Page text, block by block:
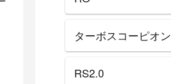
ターボスコーピオン
RS2.0